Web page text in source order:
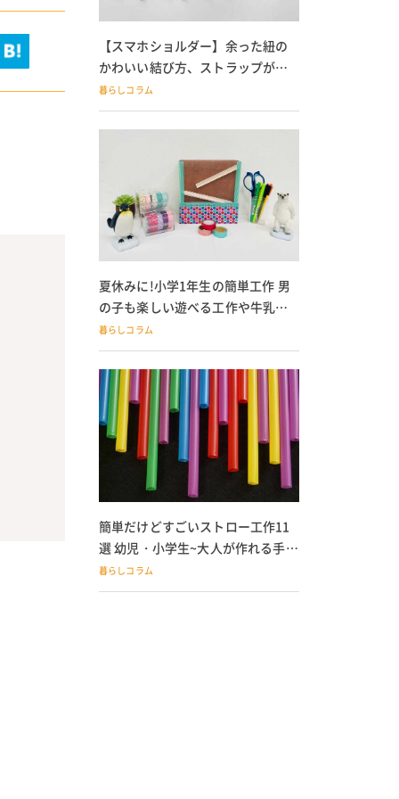
【スマホショルダー】余った紐の
かわいい結び方、ストラップが落
ちる人必見
暮らしコラム
夏休みに!小学1年生の簡単工作 男
の子も楽しい遊べる工作や牛乳パ
ック貯金箱も
暮らしコラム
簡単だけどすごいストロー工作11
選 幼児・小学生~大人が作れる手作
りおもちゃ
暮らしコラム